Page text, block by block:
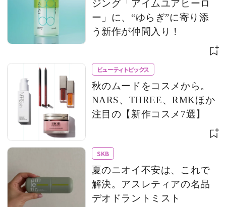
ジング「アイムユアヒーロ
ー」に、“ゆらぎ”に寄り添
う新作が仲間入り！
ビューティトピックス
秋のムードをコスメから。
NARS、THREE、RMKほか
注目の【新作コスメ7選】
SKB
夏のニオイ不安は、これで
解決。アスレティアの名品
デオドラントミスト